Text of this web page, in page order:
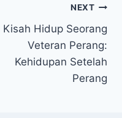
NEXT
Kisah Hidup Seorang
Veteran Perang:
Kehidupan Setelah
Perang